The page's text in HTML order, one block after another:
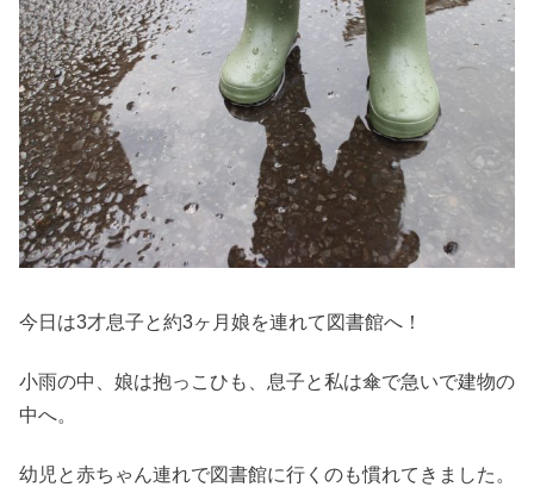
今日は3才息子と約3ヶ月娘を連れて図書館へ！
小雨の中、娘は抱っこひも、息子と私は傘で急いで建物の
中へ。
幼児と赤ちゃん連れで図書館に行くのも慣れてきました。